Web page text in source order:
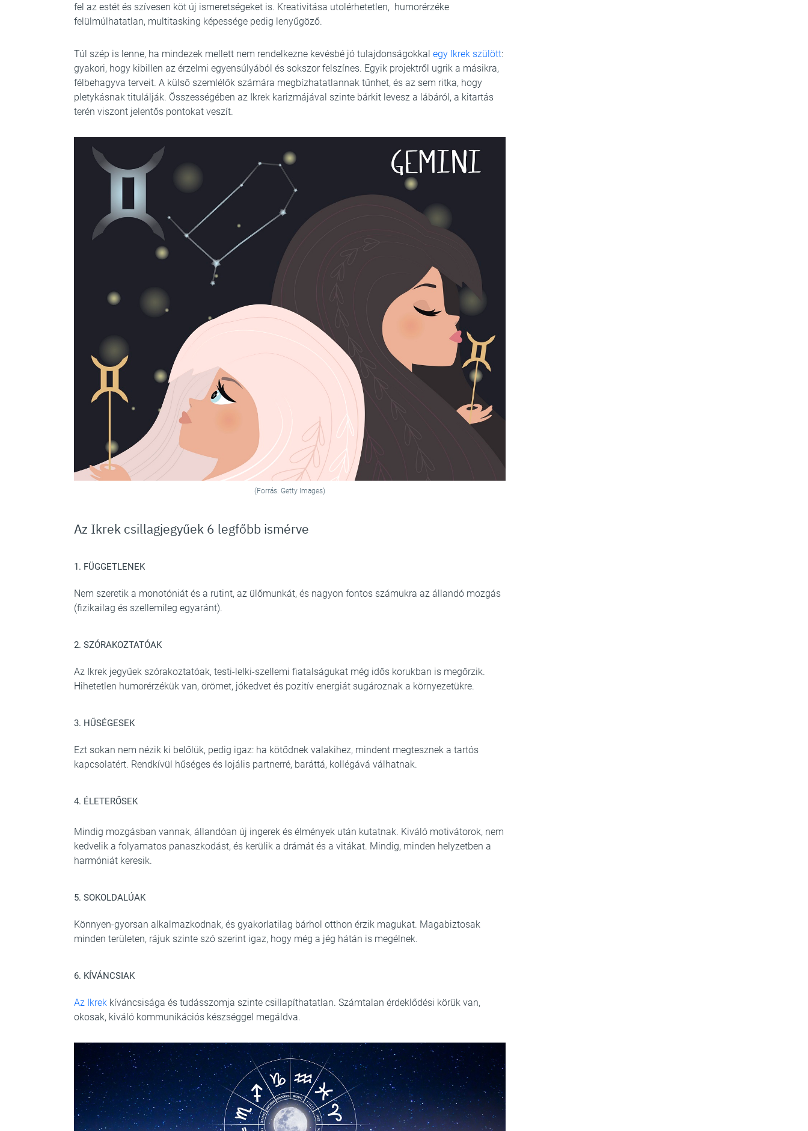
fel az estét és szívesen köt új ismeretségeket is. Kreativitása utolérhetetlen, humorérzéke
felülmúlhatatlan, multitasking képessége pedig lenyűgöző.
Túl szép is lenne, ha mindezek mellett nem rendelkezne kevésbé jó tulajdonságokkal egy Ikrek szülött:
gyakori, hogy kibillen az érzelmi egyensúlyából és sokszor felszínes. Egyik projektről ugrik a másikra,
félbehagyva terveit. A külső szemlélők számára megbízhatatlannak tűnhet, és az sem ritka, hogy
pletykásnak titulálják. Összességében az Ikrek karizmájával szinte bárkit levesz a lábáról, a kitartás
terén viszont jelentős pontokat veszít.
(Forrás: Getty Images)
Az Ikrek csillagjegyűek 6 legfőbb ismérve
1. FÜGGETLENEK
Nem szeretik a monotóniát és a rutint, az ülőmunkát, és nagyon fontos számukra az állandó mozgás
(fizikailag és szellemileg egyaránt).
2. SZÓRAKOZTATÓAK
Az Ikrek jegyűek szórakoztatóak, testi-lelki-szellemi fiatalságukat még idős korukban is megőrzik.
Hihetetlen humorérzékük van, örömet, jókedvet és pozitív energiát sugároznak a környezetükre.
3. HŰSÉGESEK
Ezt sokan nem nézik ki belőlük, pedig igaz: ha kötődnek valakihez, mindent megtesznek a tartós
kapcsolatért. Rendkívül hűséges és lojális partnerré, baráttá, kollégává válhatnak.
4. ÉLETERŐSEK
Mindig mozgásban vannak, állandóan új ingerek és élmények után kutatnak. Kiváló motivátorok, nem
kedvelik a folyamatos panaszkodást, és kerülik a drámát és a vitákat. Mindig, minden helyzetben a
harmóniát keresik.
5. SOKOLDALÚAK
Könnyen-gyorsan alkalmazkodnak, és gyakorlatilag bárhol otthon érzik magukat. Magabiztosak
minden területen, rájuk szinte szó szerint igaz, hogy még a jég hátán is megélnek.
6. KÍVÁNCSIAK
Az Ikrek kíváncsisága és tudásszomja szinte csillapíthatatlan. Számtalan érdeklődési körük van,
okosak, kiváló kommunikációs készséggel megáldva.